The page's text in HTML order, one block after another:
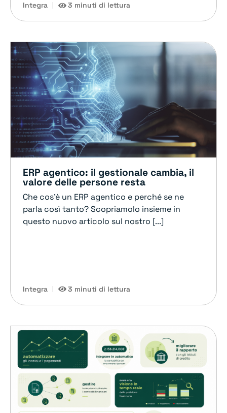
Integra 3 minuti di lettura
ERP agentico: il gestionale cambia, il
valore delle persone resta
Che cos'è un ERP agentico e perché se ne
parla così tanto? Scopriamolo insieme in
questo nuovo articolo sul nostro [...]
Integra 3 minuti di lettura